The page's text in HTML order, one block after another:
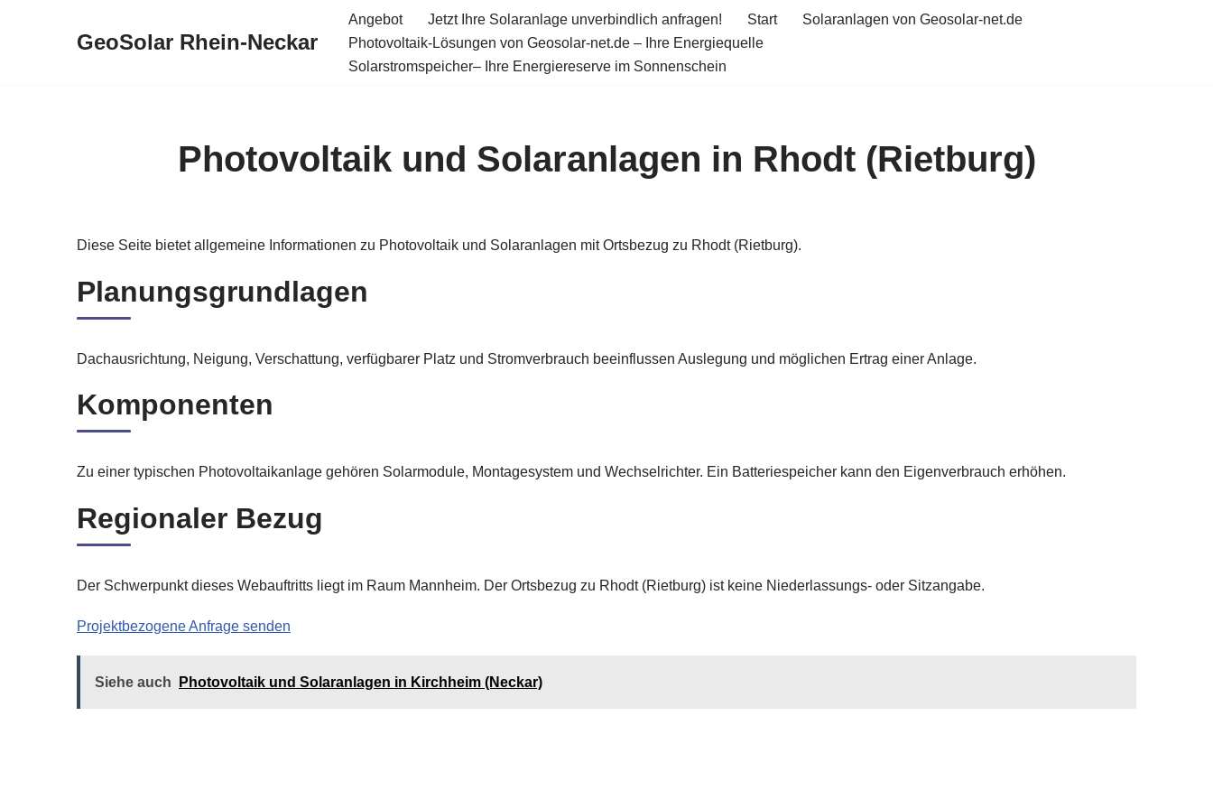
GeoSolar Rhein-Neckar
Angebot Jetzt Ihre Solaranlage unverbindlich anfragen! Start
Solaranlagen von Geosolar-net.de
Photovoltaik-Lösungen von Geosolar-net.de – Ihre Energiequelle
Solarstromspeicher– Ihre Energiereserve im Sonnenschein
Photovoltaik und Solaranlagen in Rhodt (Rietburg)
Diese Seite bietet allgemeine Informationen zu Photovoltaik und Solaranlagen mit Ortsbezug zu Rhodt (Rietburg).
Planungsgrundlagen
Dachausrichtung, Neigung, Verschattung, verfügbarer Platz und Stromverbrauch beeinflussen Auslegung und möglichen Ertrag einer Anlage.
Komponenten
Zu einer typischen Photovoltaikanlage gehören Solarmodule, Montagesystem und Wechselrichter. Ein Batteriespeicher kann den Eigenverbrauch erhöhen.
Regionaler Bezug
Der Schwerpunkt dieses Webauftritts liegt im Raum Mannheim. Der Ortsbezug zu Rhodt (Rietburg) ist keine Niederlassungs- oder Sitzangabe.
Projektbezogene Anfrage senden
Siehe auch Photovoltaik und Solaranlagen in Kirchheim (Neckar)